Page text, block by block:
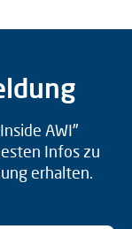
AWI"
Infos zu
erhalten.